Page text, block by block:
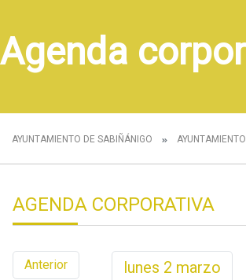
Agenda
AYUNTAMIENTO DE SABIÑÁNIGO AYUNTAMIENTO
AGENDA CORPORATIVA
Anterior lunes 2 marzo